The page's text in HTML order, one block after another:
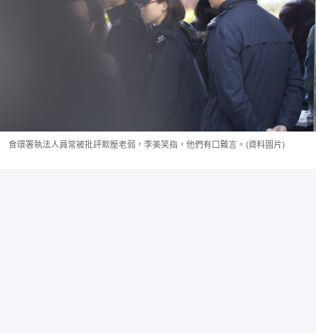
食環署執法人員常被批評欺壓老弱，李美笑指，他們有口難言。(資料圖片)